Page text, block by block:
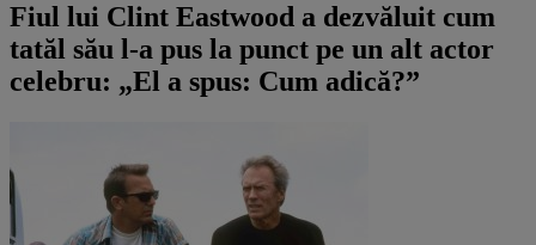
Fiul lui Clint Eastwood a dezvăluit cum
tatăl său l-a pus la punct pe un alt actor
celebru: „El a spus: Cum adică?”